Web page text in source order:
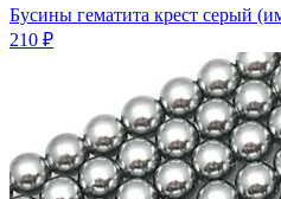
Бусины гематита крест серый
210 ₽